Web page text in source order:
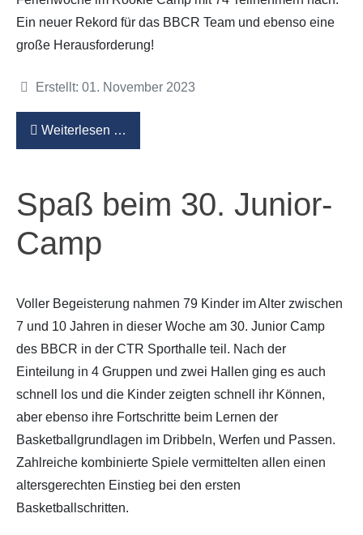
Ein neuer Rekord für das BBCR Team und ebenso eine
große Herausforderung!
Details
Erstellt: 01. November 2023
Weiterlesen …
Spaß beim 30. Junior-
Camp
Voller Begeisterung nahmen 79 Kinder im Alter zwischen
7 und 10 Jahren in dieser Woche am 30. Junior Camp
des BBCR in der CTR Sporthalle teil. Nach der
Einteilung in 4 Gruppen und zwei Hallen ging es auch
schnell los und die Kinder zeigten schnell ihr Können,
aber ebenso ihre Fortschritte beim Lernen der
Basketballgrundlagen im Dribbeln, Werfen und Passen.
Zahlreiche kombinierte Spiele vermittelten allen einen
altersgerechten Einstieg bei den ersten
Basketballschritten.